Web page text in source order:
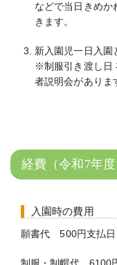
などで当日きめか
きます。
新入園児一日入園
※制服引き渡し日
者説明会がありま
経費（令和7年度
入園時の費用
願書代 500円支払日